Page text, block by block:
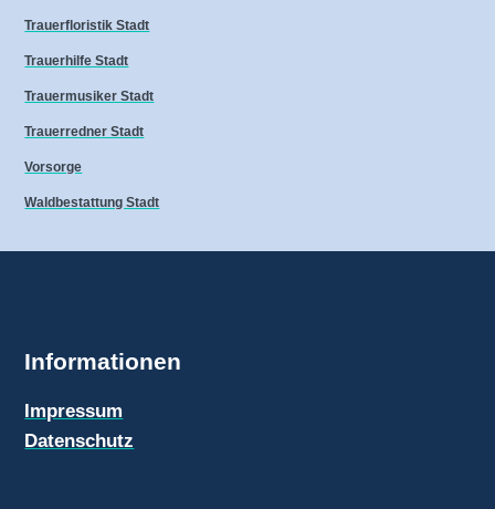
Trauerfloristik Stadt
Trauerhilfe Stadt
Trauermusiker Stadt
Trauerredner Stadt
Vorsorge
Waldbestattung Stadt
Informationen
Impressum
Datenschutz